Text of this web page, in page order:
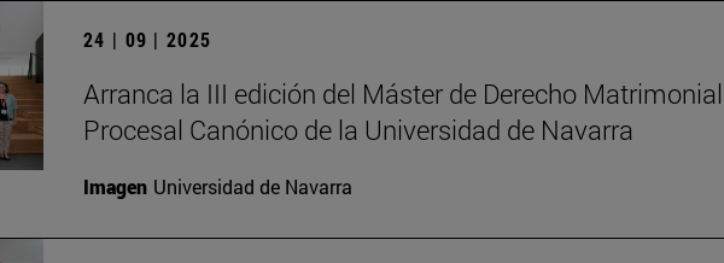
24 | 09 | 2025
Arranca la III edición del Máster de Derecho
Procesal Canónico de la Universidad de Navarra
Imagen Universidad de Navarra